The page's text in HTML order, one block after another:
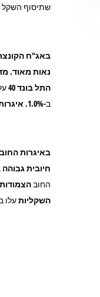
שתיסוף השקל
באג"ח
נאות מאוד.
התל בונד 40
ב-1.0%.
באיגרות
חיובית גבוהה
החובהצמודות
השקליותעלו ב-